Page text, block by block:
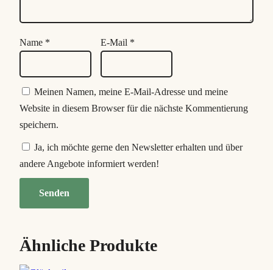
Name * E-Mail *
Meinen Namen, meine E-Mail-Adresse und meine
Website in diesem Browser für die nächste Kommentierung
speichern.
Ja, ich möchte gerne den Newsletter erhalten und über
andere Angebote informiert werden!
Ähnliche Produkte